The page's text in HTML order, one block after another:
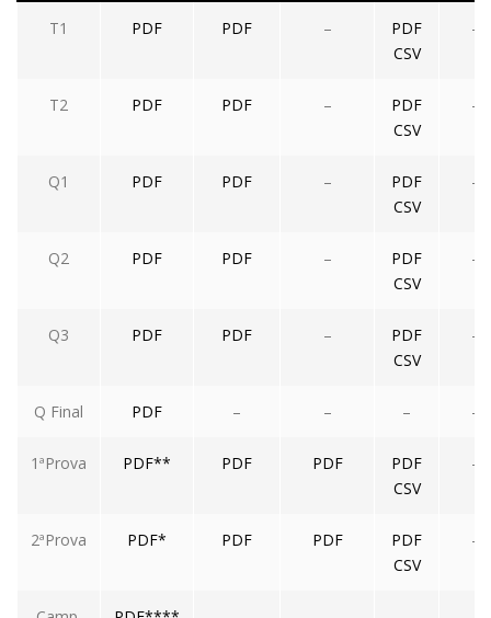
T1 PDF PDF –
PDF
CSV
–
T2 PDF PDF –
PDF
CSV
–
Q1 PDF PDF –
PDF
CSV
–
Q2 PDF PDF –
PDF
CSV
–
Q3 PDF PDF –
PDF
CSV
–
Q Final PDF – – – –
1ªProva PDF** PDF PDF
PDF
CSV
–
2ªProva PDF* PDF PDF
PDF
CSV
–